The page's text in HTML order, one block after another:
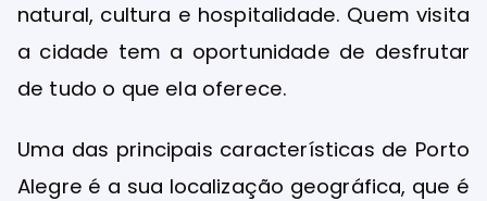
natural, cultura e hospitalidade. Quem visita
a cidade tem a oportunidade de desfrutar
de tudo o que ela oferece.
Uma das principais características de Porto
Alegre é a sua localização geográfica, que é